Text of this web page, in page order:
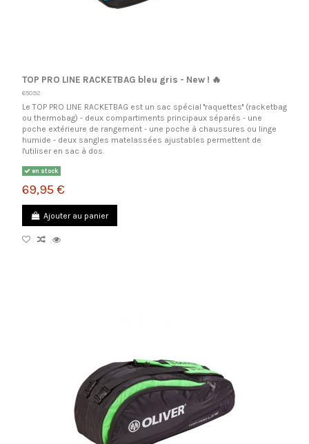
TOP PRO LINE RACKETBAG bleu gris - New ! 🔥
65092
Le TOP PRO LINE RACKETBAG est un sac spécial ''raquettes'' (racketbag
ou thermobag) - deux compartiments principaux séparés - une
poche extérieure de rangement - une poche à chaussures ou linge
humide - deux sangles matelassées ajustables permettent de
l'utiliser en sac à dos.
en stock
69,95 €
Ajouter au panier